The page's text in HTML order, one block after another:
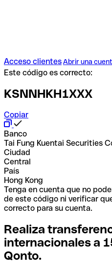
Acceso clientesAbrir una
Este código es correcto:
KSNNHKH1XXX
Copiar
Banco
Tai Fung Kuentai Securities
Ciudad
Central
País
Hong Kong
Tenga en cuenta que no
de este código ni verificar
correcto para su cuenta.
Realiza
internacionales a
Qonto.